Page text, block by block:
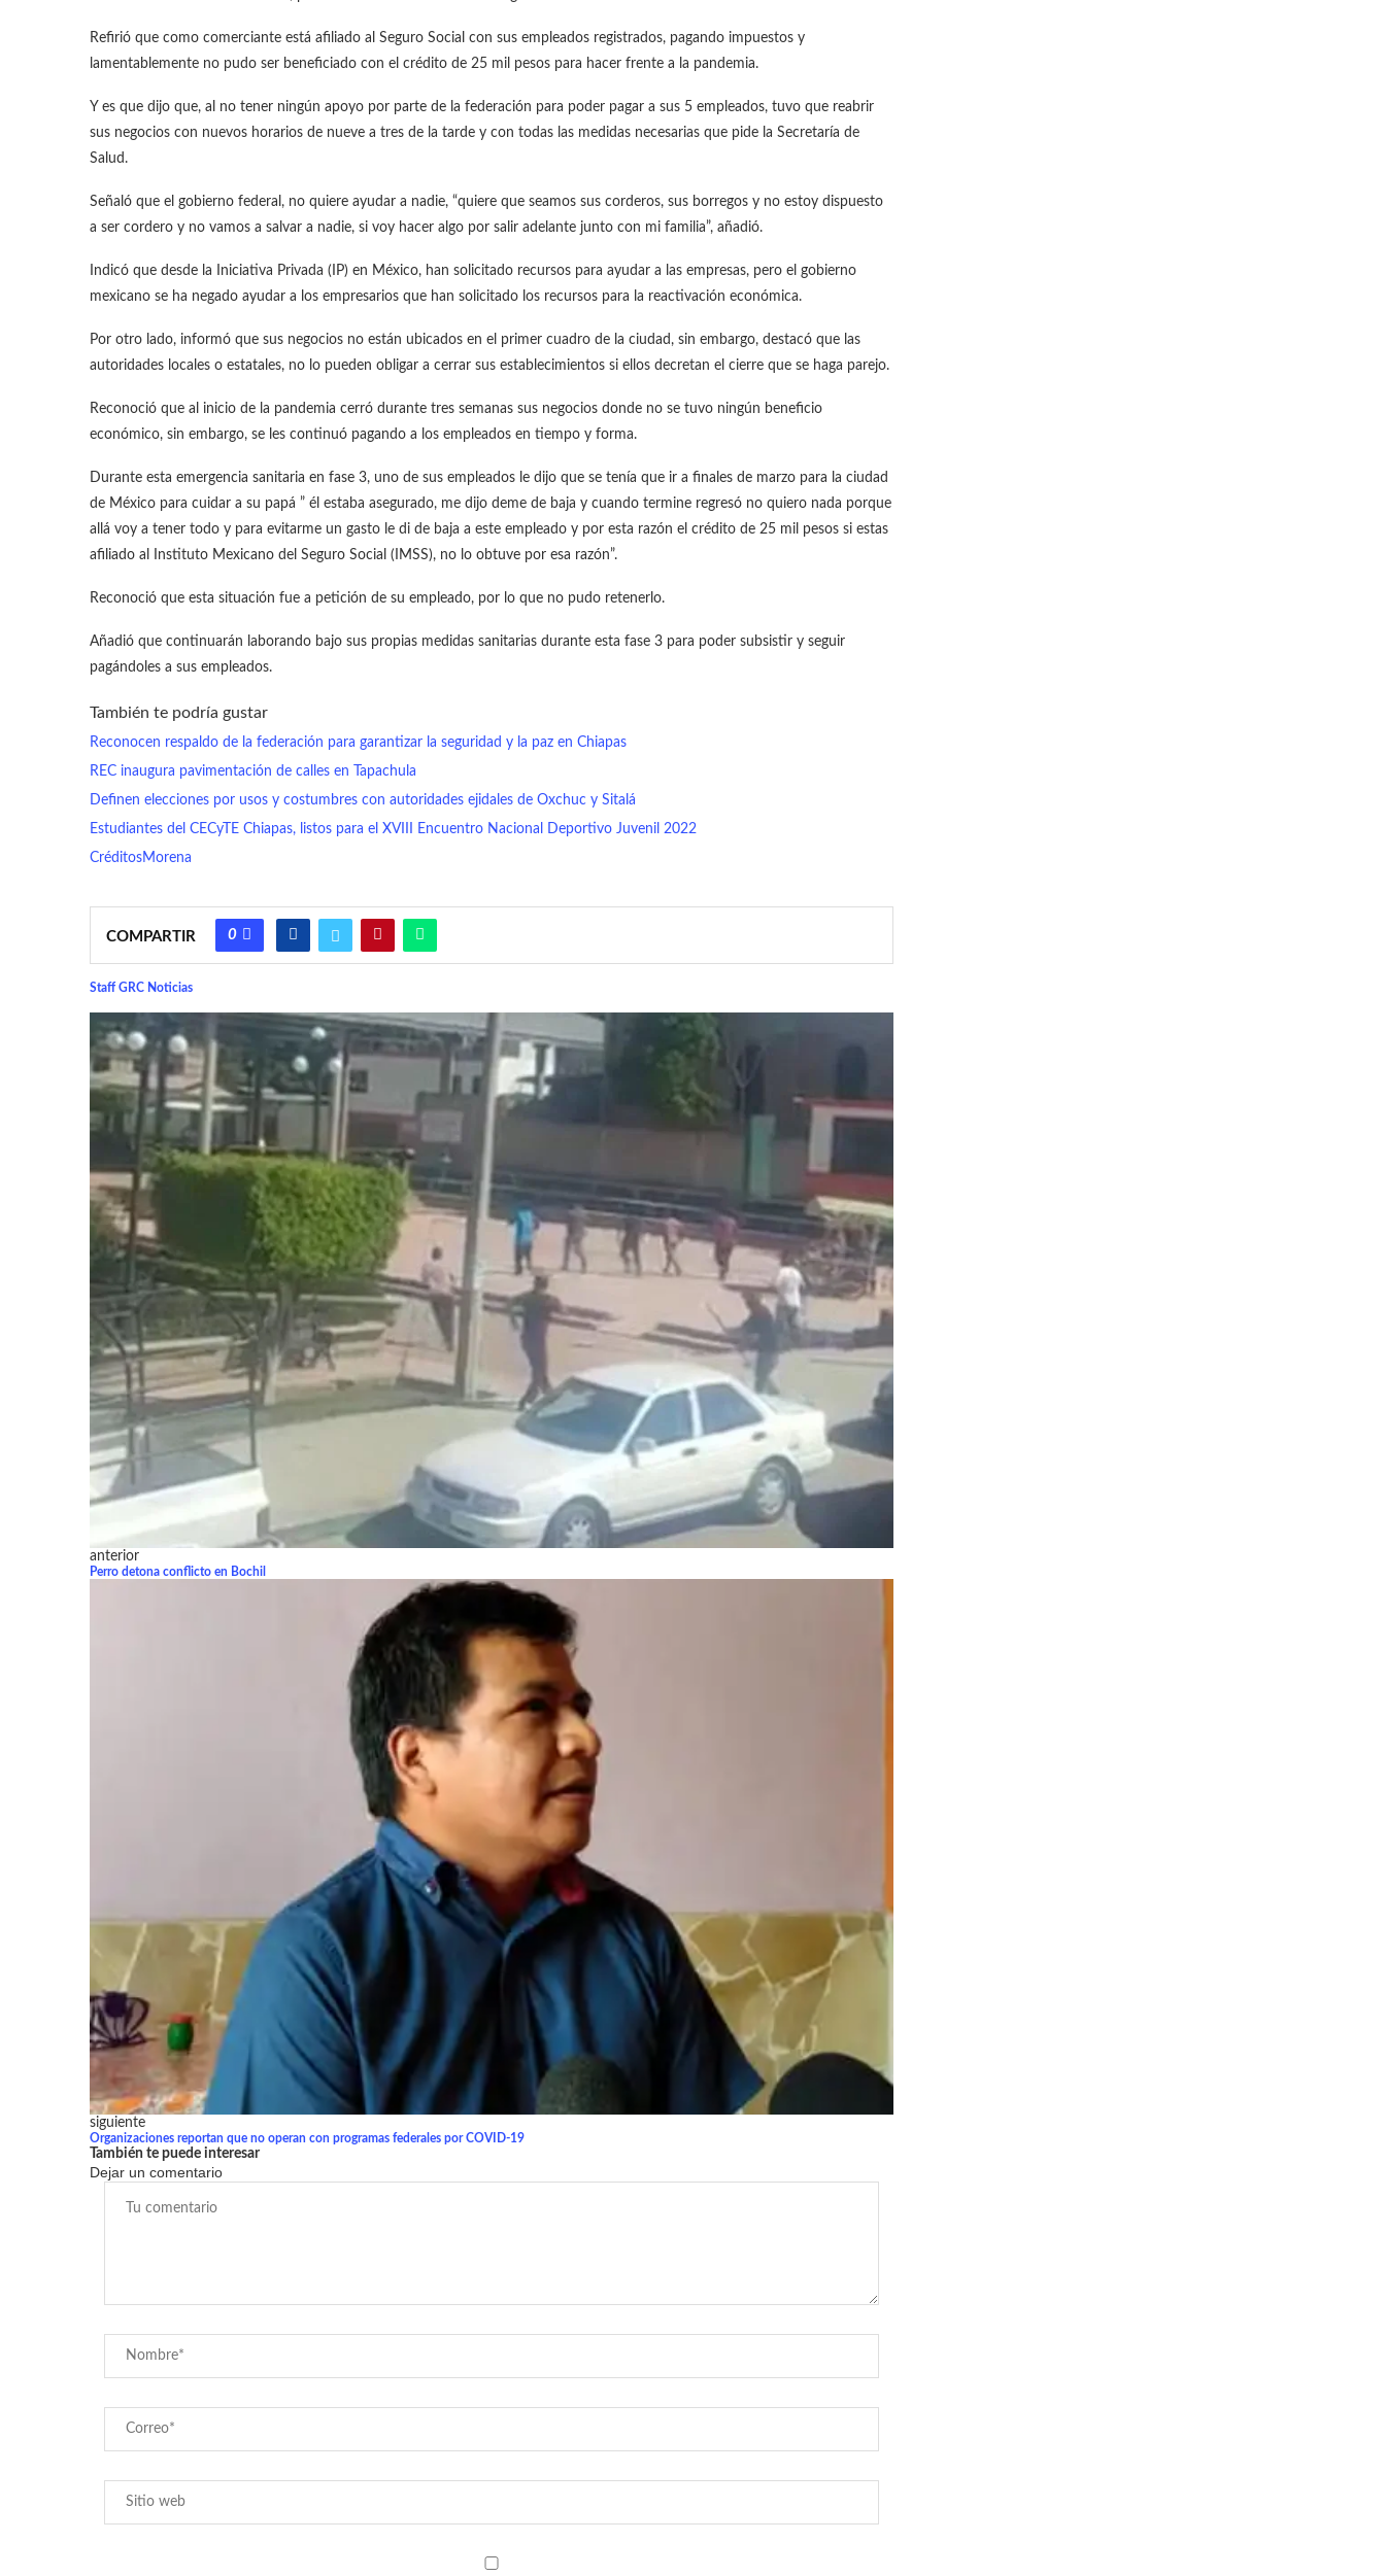
Refirió que como comerciante está afiliado al Seguro Social con sus empleados registrados, pagando impuestos y
lamentablemente no pudo ser beneficiado con el crédito de 25 mil pesos para hacer frente a la pandemia.
Y es que dijo que, al no tener ningún apoyo por parte de la federación para poder pagar a sus 5 empleados, tuvo que reabrir
sus negocios con nuevos horarios de nueve a tres de la tarde y con todas las medidas necesarias que pide la Secretaría de
Salud.
Señaló que el gobierno federal, no quiere ayudar a nadie, “quiere que seamos sus corderos, sus borregos y no estoy dispuesto
a ser cordero y no vamos a salvar a nadie, si voy hacer algo por salir adelante junto con mi familia”, añadió.
Indicó que desde la Iniciativa Privada (IP) en México, han solicitado recursos para ayudar a las empresas, pero el gobierno
mexicano se ha negado ayudar a los empresarios que han solicitado los recursos para la reactivación económica.
Por otro lado, informó que sus negocios no están ubicados en el primer cuadro de la ciudad, sin embargo, destacó que las
autoridades locales o estatales, no lo pueden obligar a cerrar sus establecimientos si ellos decretan el cierre que se haga parejo.
Reconoció que al inicio de la pandemia cerró durante tres semanas sus negocios donde no se tuvo ningún beneficio
económico, sin embargo, se les continuó pagando a los empleados en tiempo y forma.
Durante esta emergencia sanitaria en fase 3, uno de sus empleados le dijo que se tenía que ir a finales de marzo para la ciudad
de México para cuidar a su papá ” él estaba asegurado, me dijo deme de baja y cuando termine regresó no quiero nada porque
allá voy a tener todo y para evitarme un gasto le di de baja a este empleado y por esta razón el crédito de 25 mil pesos si estas
afiliado al Instituto Mexicano del Seguro Social (IMSS), no lo obtuve por esa razón”.
Reconoció que esta situación fue a petición de su empleado, por lo que no pudo retenerlo.
Añadió que continuarán laborando bajo sus propias medidas sanitarias durante esta fase 3 para poder subsistir y seguir
pagándoles a sus empleados.
También te podría gustar
Reconocen respaldo de la federación para garantizar la seguridad y la paz en Chiapas
REC inaugura pavimentación de calles en Tapachula
Definen elecciones por usos y costumbres con autoridades ejidales de Oxchuc y Sitalá
Estudiantes del CECyTE Chiapas, listos para el XVIII Encuentro Nacional Deportivo Juvenil 2022
CréditosMorena
COMPARTIR 0
Staff GRC Noticias
anterior
Perro detona conflicto en Bochil
siguiente
Organizaciones reportan que no operan con programas federales por COVID-19
También te puede interesar
Dejar un comentario